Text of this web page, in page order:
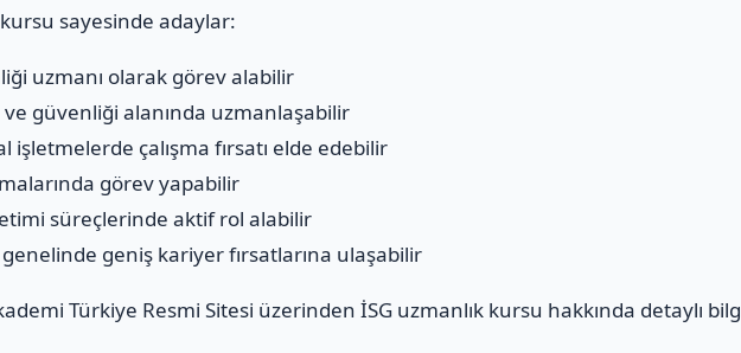
sayesinde adaylar:
uzmanı olarak görev alabilir
ve güvenliği alanında uzmanlaşabilir
işletmelerde çalışma fırsatı elde edebilir
görev yapabilir
süreçlerinde aktif rol alabilir
geniş kariyer fırsatlarına ulaşabilir
Türkiye Resmi Sitesi üzerinden İSG uzmanlık kursu hakkında detaylı